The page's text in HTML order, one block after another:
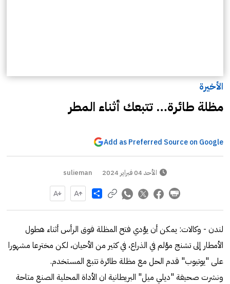
الأخيرة
مظلة طائرة… تتبعك أثناء المطر
Add as Preferred Source on Google
الأحد 04 فبراير 2024 sulieman
Share
لندن - وكالات: يمكن أن يؤدي فتح المظلة فوق الرأس أثناء هطول
الأمطار إلى تشنج مؤلم في الذراع، في كثير من الأحيان، لكن مخترعا مشهورا
على "يوتيوب" قدم الحل مع مظلة طائرة تتبع المستخدم.
ونشرت صحيفة "ديلي ميل" البريطانية ان الأداة المحلية الصنع متاحة